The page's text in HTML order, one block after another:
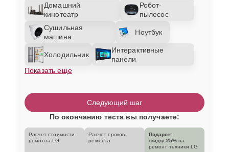
Домашний
кинотеатр
Робот-
пылесос
Сушильная
машина
Ноутбук
Холодильник
Интерактивные
панели
Показать еще
Следующий шаг
По окончанию теста вы получаете:
Расчет стоимости
ремонта LG
Расчет сроков
ремонта
Подарок:
скидку 25% на
ремонт техники LG